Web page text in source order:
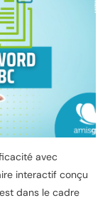
avec
interactif conçu
dans le cadre